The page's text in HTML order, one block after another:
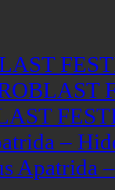
–
Apatrida